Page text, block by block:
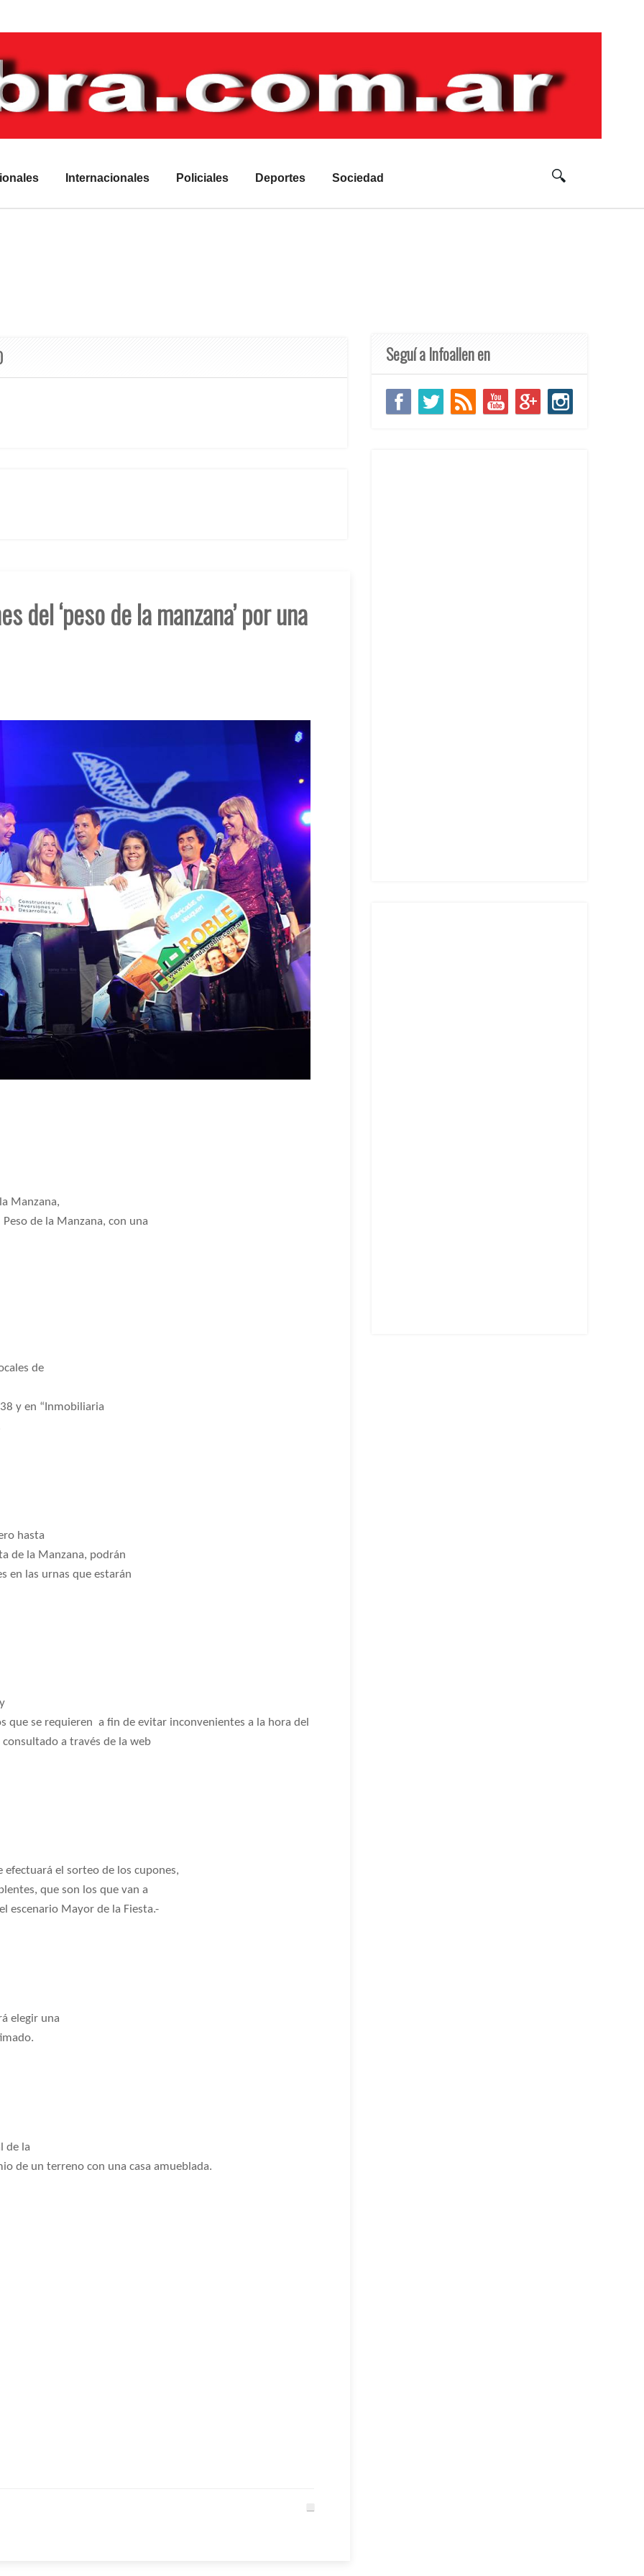
Internacionales Policiales Deportes Sociedad
del ‘peso de la manzana’ por una
Manzana,
de la Manzana, con una
de
y en “Inmobiliaria
hasta
de la Manzana, podrán
en las urnas que estarán
que se requieren a fin de evitar inconvenientes a la hora del
a través de la web
efectuará el sorteo de los cupones,
que son los que van a
escenario Mayor de la Fiesta.-
elegir una
de la
de un terreno con una casa amueblada.
Seguí a Infoallen en